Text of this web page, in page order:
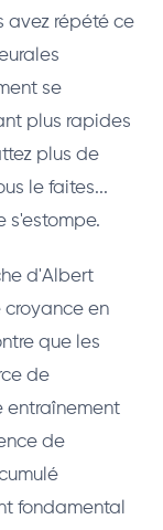
avez répété ce
se
plus rapides
plus de
le faites...
s'estompe.
d'Albert
en
que les
de
entraînement
de
fondamental